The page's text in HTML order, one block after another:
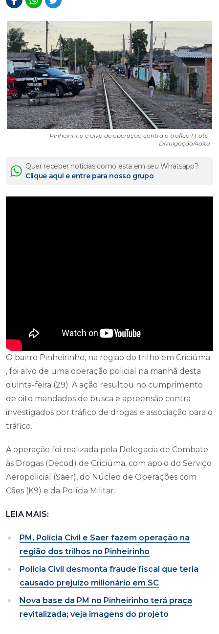
Pinheirinho é alvo de operação contra o tráfico I Foto:
Divulgação/4oito
Quer receber notícias como esta em seu Whatsapp?
Clique aqui e entre para nosso grupo
O bairro Pinheirinho, na região do trilho em Criciúma
, foi alvo de uma operação policial na manhã desta
quinta-feira (29). A ação resultou no cumprimento
de oito mandados de busca e apreensão contra
investigados por tráfico de drogas e associação para o
tráfico.
A operação foi realizada pela Delegacia de Combate
às Drogas (Decod) de Criciúma, com apoio do Serviço
Aeropolicial (Saer), do Núcleo de Operações com
Cães (K9) e da Polícia Militar.
LEIA MAIS:
PM, Polícia Civil e Saer fazem operação na
região dos trilhos no Pinheirinho
Polícia Civil desmonta fraude fiscal que teria
causado prejuízo milionário em SC
Nova base da PM no Pinheirinho terá praça
revitalizada; veja imagens do projeto